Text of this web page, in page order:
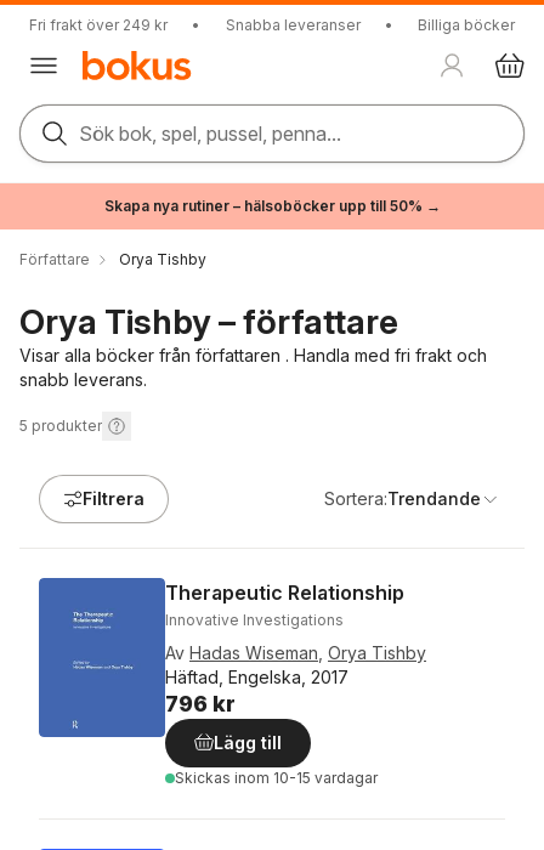
Fri frakt över 249 kr • Snabba leveranser • Billiga böcker
Sök bok, spel, pussel, penna...
Skapa nya rutiner – hälsoböcker upp till 50% →
Författare Orya Tishby
Orya Tishby – författare
Visar alla böcker från författaren . Handla med fri frakt och
snabb leverans.
5 produkter
Filtrera Sortera:Trendande
Therapeutic Relationship
Innovative Investigations
Av Hadas Wiseman Orya Tishby
Häftad, Engelska, 2017
796 kr
Lägg till
Skickas inom 10-15 vardagar